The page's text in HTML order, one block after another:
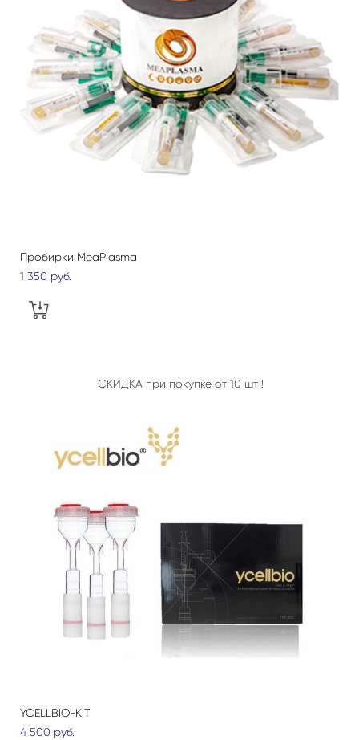
Пробирки MeaPlasma
1 350 pуб.
СКИДКА при покупке от 10 шт !
YCELLBIO-KIT
4 500 pуб.